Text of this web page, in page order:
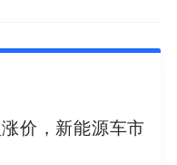
价，新能源车市